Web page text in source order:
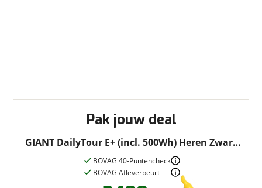
Pak jouw deal
GIANT DailyTour E+ (incl. 500Wh) Heren Zwart
XL XL 2022
BOVAG 40-Puntencheck
BOVAG Afleverbeurt